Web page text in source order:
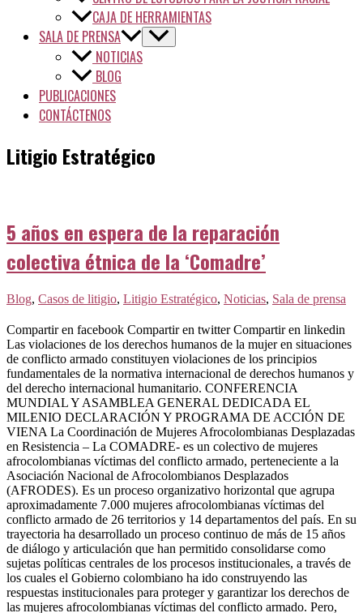
CAJA DE HERRAMIENTAS
SALA DE PRENSA
NOTICIAS
BLOG
PUBLICACIONES
CONTÁCTENOS
Litigio Estratégico
5 años en espera de la reparación
colectiva étnica de la ‘Comadre’
Blog, Casos de litigio, Litigio Estratégico, Noticias, Sala de prensa
Compartir en facebook Compartir en twitter Compartir en linkedin
Las violaciones de los derechos humanos de la mujer en situaciones
de conflicto armado constituyen violaciones de los principios
fundamentales de la normativa internacional de derechos humanos y
del derecho internacional humanitario. CONFERENCIA
MUNDIAL Y ASAMBLEA GENERAL DEDICADA EL
MILENIO DECLARACIÓN Y PROGRAMA DE ACCIÓN DE
VIENA La Coordinación de Mujeres Afrocolombianas Desplazadas
en Resistencia – La COMADRE- es un colectivo de mujeres
afrocolombianas víctimas del conflicto armado, perteneciente a la
Asociación Nacional de Afrocolombianos Desplazados
(AFRODES). Es un proceso organizativo horizontal que agrupa
aproximadamente 7.000 mujeres afrocolombianas víctimas del
conflicto armado de 26 territorios y 14 departamentos del país. En su
trayectoria ha desarrollado un proceso continuo de más de 15 años
de diálogo y articulación que han permitido consolidarse como
sujetas políticas centrales de los procesos institucionales, a través de
los cuales el Gobierno colombiano ha ido construyendo las
respuestas institucionales para proteger y garantizar los derechos de
las mujeres afrocolombianas víctimas del conflicto armado. Pero,